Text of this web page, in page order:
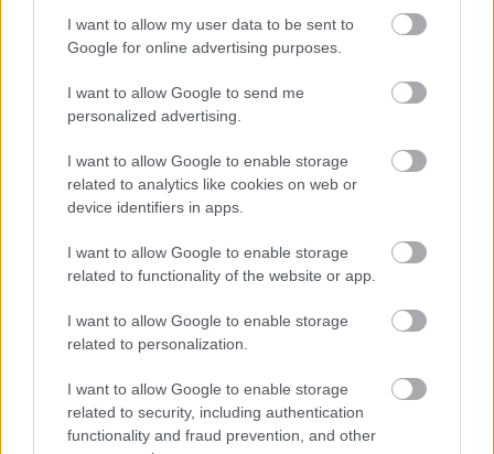
I want to allow my user data to be sent to
Google for online advertising purposes.
I want to allow Google to send me
personalized advertising.
I want to allow Google to enable storage
related to analytics like cookies on web or
device identifiers in apps.
I want to allow Google to enable storage
related to functionality of the website or app.
I want to allow Google to enable storage
related to personalization.
I want to allow Google to enable storage
related to security, including authentication
functionality and fraud prevention, and other
Fotó: Bakró-Nagy Ferenc / Velvet
Jön még kép!
Esküvői ruha 3.